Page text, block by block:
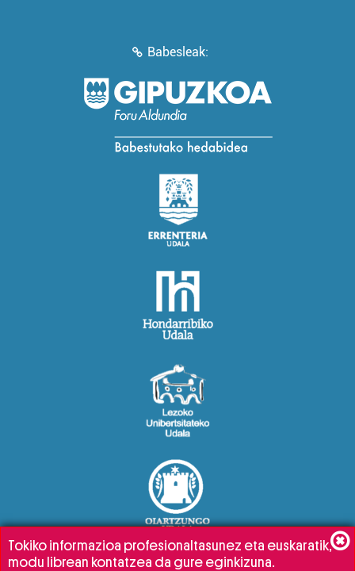
Babesleak:
Tokiko informazioa profesionaltasunez eta euskaratik,
modu librean kontatzea da gure eginkizuna.